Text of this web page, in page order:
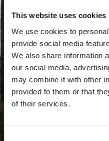
This website uses cookies
We use cookies to
provide social media
We also share information
our social media,
may combine it with other
provided to them or that
of their services.
Wanderungen im
Der Nationalpark Tresticklan